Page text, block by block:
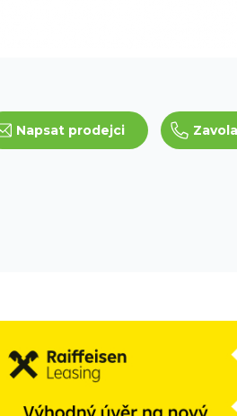
Napsat prodejci